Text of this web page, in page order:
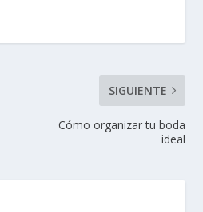
SIGUIENTE
Cómo organizar tu boda
ideal